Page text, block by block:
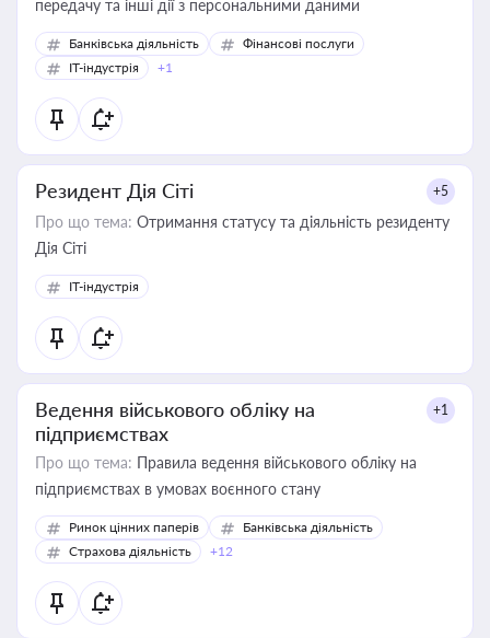
передачу та інші дії з персональними даними
Банківська діяльність
Фінансові послуги
IT-індустрія
+1
Резидент Дія Сіті +5
Про що тема: Отримання статусу та діяльність резиденту
Дія Сіті
IT-індустрія
Ведення військового обліку на
підприємствах
+1
Про що тема: Правила ведення військового обліку на
підприємствах в умовах воєнного стану
Ринок цінних паперів
Банківська діяльність
Страхова діяльність
+12